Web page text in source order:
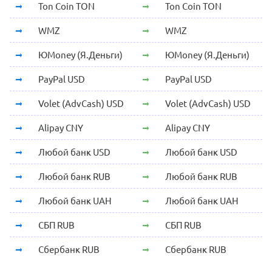
Ton Coin TON Ton Coin TON
WMZ WMZ
ЮMoney (Я.Деньги) ЮMoney (Я.Деньги)
PayPal USD PayPal USD
Volet (AdvCash) USD Volet (AdvCash) USD
Alipay CNY Alipay CNY
Любой банк USD Любой банк USD
Любой банк RUB Любой банк RUB
Любой банк UAH Любой банк UAH
СБП RUB СБП RUB
Сбербанк RUB Сбербанк RUB